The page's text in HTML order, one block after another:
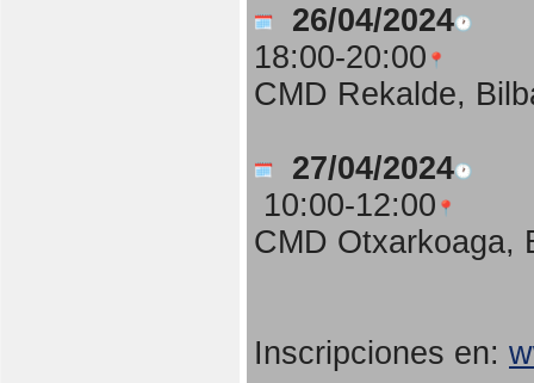
26/04/2024
18:00-20:00
CMD Rekalde,
27/04/2024
10:00-12:00
CMD Otxarkoaga,
Inscripciones en: